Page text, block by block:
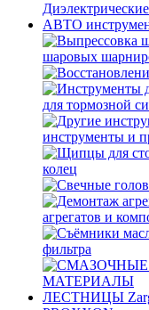
АВТО
шаровых
для тормозной
инструменты и
колец
агрегатов и
фильтра
МАТЕРИАЛЫ
ЛЕСТНИЦЫ